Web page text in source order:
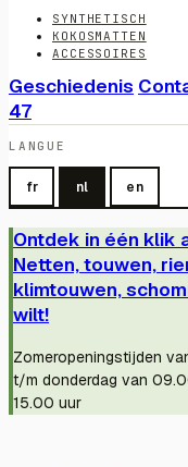
SYNTHETISCH
KOKOSMATTEN
ACCESSOIRES
Geschiedenis
47
LANGUE
fr nl en
Ontdek in één klik
Netten, touwen,
klimtouwen,
wilt!
Zomeropeningstijden
t/m donderdag van
15.00 uur